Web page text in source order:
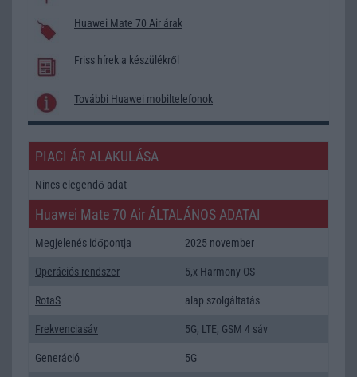
Huawei Mate 70 Air árak
Friss hírek a készülékről
További Huawei mobiltelefonok
PIACI ÁR ALAKULÁSA
Nincs elegendő adat
Huawei Mate 70 Air ÁLTALÁNOS ADATAI
Megjelenés időpontja 2025 november
Operációs rendszer 5,x Harmony OS
RotaS alap szolgáltatás
Frekvenciasáv 5G, LTE, GSM 4 sáv
Generáció 5G